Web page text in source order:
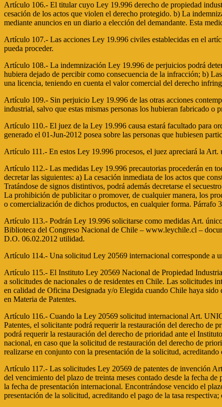
Artículo 106.- El titular cuyo Ley 19.996 derecho de propiedad
cesación de los actos que violen el derecho protegido. b) La
mediante anuncios en un diario a elección del demandante. Esta
Artículo 107.- Las acciones Ley 19.996 civiles establecidas en el
pueda proceder.
Artículo 108.- La indemnización Ley 19.996 de perjuicios podrá
hubiera dejado de percibir como consecuencia de la infracción; b)
una licencia, teniendo en cuenta el valor comercial del derecho
Artículo 109.- Sin perjuicio Ley 19.996 de las otras acciones
industrial, salvo que estas mismas personas los hubieran fabricado
Artículo 110.- El juez de la Ley 19.996 causa estará facultado para
generado el 01-Jun-2012 posea sobre las personas que hubiesen
Artículo 111.- En estos Ley 19.996 procesos, el juez apreciará la
Artículo 112.- Las medidas Ley 19.996 precautorias procederán en
decretar las siguientes: a) La cesación inmediata de los actos que
Tratándose de signos distintivos, podrá además decretarse el
La prohibición de publicitar o promover, de cualquier manera, los
o comercialización de dichos productos, en cualquier forma.
Artículo 113.- Podrán Ley 19.996 solicitarse como medidas Art.
Biblioteca del Congreso Nacional de Chile – www.leychile.cl –
D.O. 06.02.2012 utilidad.
Artículo 114.- Una solicitud Ley 20569 internacional corresponde a
Artículo 115.- El Instituto Ley 20569 Nacional de Propiedad
a solicitudes de nacionales o de residentes en Chile. Las solicitudes
en calidad de Oficina Designada y/o Elegida cuando Chile haya
en Materia de Patentes.
Artículo 116.- Cuando la Ley 20569 solicitud internacional Art.
Patentes, el solicitante podrá requerir la restauración del derecho de
podrá requerir la restauración del derecho de prioridad ante el
nacional, en caso que la solicitud de restauración del derecho de
realizarse en conjunto con la presentación de la solicitud,
Artículo 117.- Las solicitudes Ley 20569 de patentes de invención
del vencimiento del plazo de treinta meses contado desde la fecha
la fecha de presentación internacional. Encontrándose vencido el
presentación de la solicitud, acreditando el pago de la tasa